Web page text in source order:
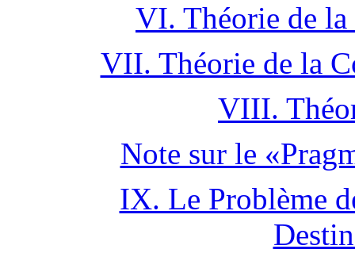
VI. Théorie de la
VII. Théorie de la
VIII.
Note sur le
IX. Le Problème